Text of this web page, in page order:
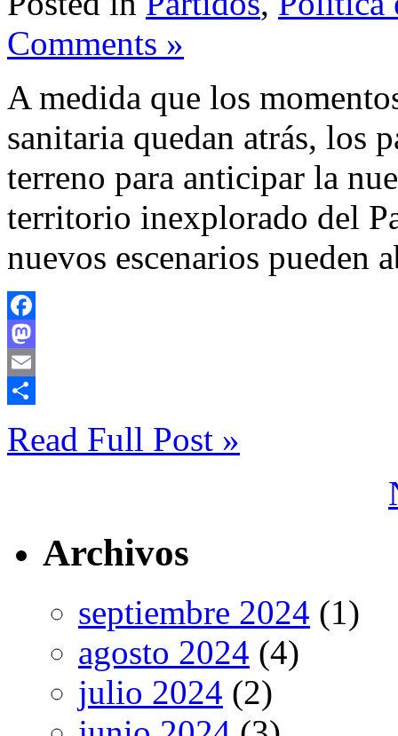
Comments »
A medida que los
sanitaria quedan atrás, los
terreno para anticipar la
territorio inexplorado del
nuevos escenarios pueden
Facebook
Mastodon
Email
Read Full Post »
Archivos
septiembre 2024 (1)
agosto 2024 (4)
julio 2024 (2)